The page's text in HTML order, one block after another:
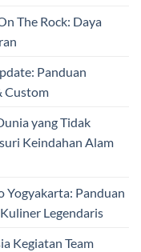
The Rock: Daya
Panduan
Custom
yang Tidak
Keindahan Alam
Yogyakarta: Panduan
Legendaris
Kegiatan Team